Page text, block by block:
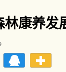
林康养发